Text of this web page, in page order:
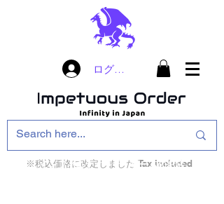
ログイン
※税込価格に改定しました Tax included
インフィニティ・ザ・ゲームのお店